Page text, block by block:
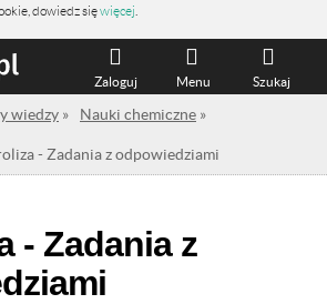
dowiedz sięwięcej
Szukaj
Menu
Zaloguj
wiedzy » Nauki chemiczne »
- Zadania z odpowiedziami
- Zadania z